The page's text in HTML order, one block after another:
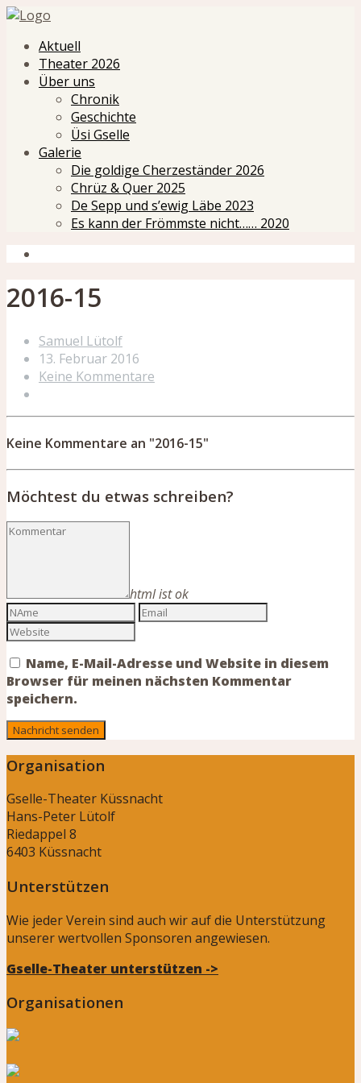
Aktuell
Theater 2026
Über uns
Chronik
Geschichte
Üsi Gselle
Galerie
Die goldige Cherzeständer 2026
Chrüz & Quer 2025
De Sepp und s’ewig Läbe 2023
Es kann der Frömmste nicht…… 2020
2016-15
Samuel Lütolf
13. Februar 2016
Keine Kommentare
Keine Kommentare an "2016-15"
Möchtest du etwas schreiben?
html ist ok
Name, E-Mail-Adresse und Website in diesem
Browser für meinen nächsten Kommentar
speichern.
Organisation
Gselle-Theater Küssnacht
Hans-Peter Lütolf
Riedappel 8
6403 Küssnacht
Unterstützen
Wie jeder Verein sind auch wir auf die Unterstützung
unserer wertvollen Sponsoren angewiesen.
Gselle-Theater unterstützen ->
Organisationen